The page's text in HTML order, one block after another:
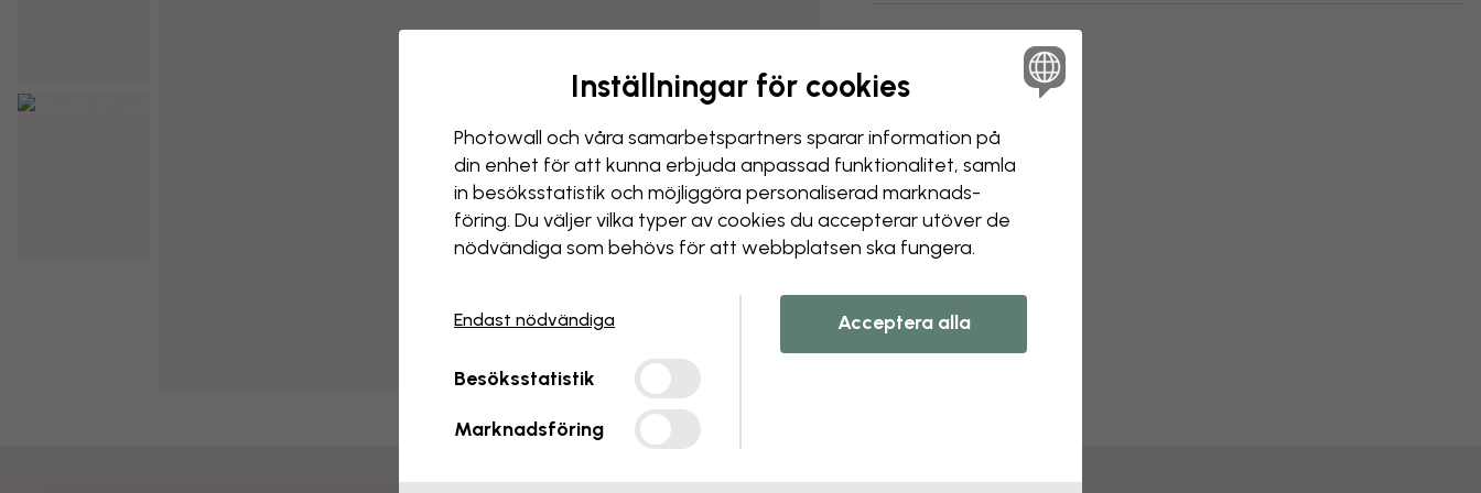
Inställningar för cookies
Photowall och våra samarbets­partners sparar information på
din enhet för att kunna erbjuda anpassad funktionalitet, samla
in besöks­statistik och möjliggöra personaliserad marknads­
föring. Du väljer vilka typer av cookies du accepterar utöver de
nödvändiga som behövs för att webbplatsen ska fungera.
Endast nödvändiga
Besöksstatistik
Marknadsföring
Acceptera alla